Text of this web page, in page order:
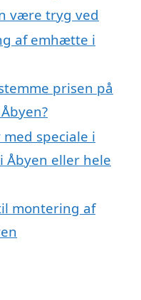
være tryg ved
af emhætte i
prisen på
speciale i
eller hele
montering af